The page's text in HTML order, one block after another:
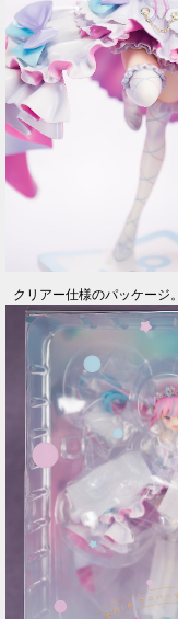
クリアー仕様のパッケージ。